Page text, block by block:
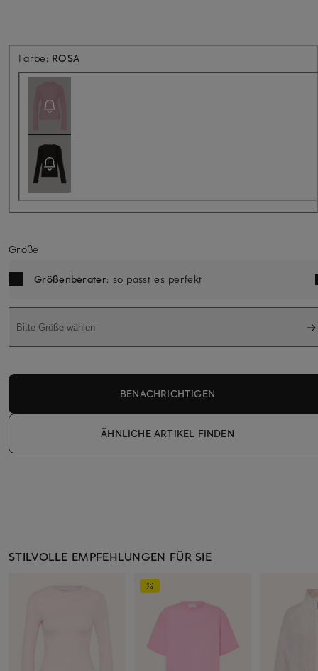
Farbe: ROSA
Größe
Größenberater: so passt es perfekt
Bitte Größe wählen
BENACHRICHTIGEN
ÄHNLICHE ARTIKEL FINDEN
STILVOLLE EMPFEHLUNGEN FÜR SIE